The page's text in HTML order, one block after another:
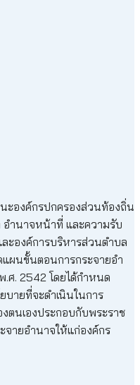
ะองค์กรปกครองส่วนท้องถิ่น
ำนาจหน้าที่ และความรับ
องค์การบริหารส่วนตำบล
ผนขั้นตอนการกระจายอำ
ศ. 2542 โดยได้กำหนด
บายที่จะดำเนินในการ
ตนเองประกอบกับพระราช
ายอำนาจให้แก่องค์กร